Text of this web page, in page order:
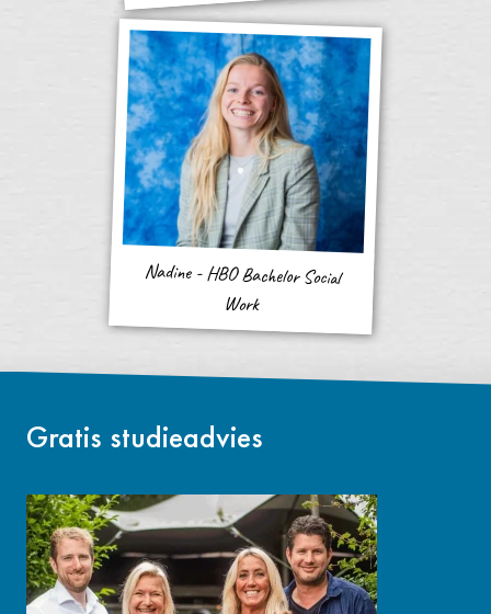
Nadine - HBO Bachelor Social
Work
Gratis studieadvies